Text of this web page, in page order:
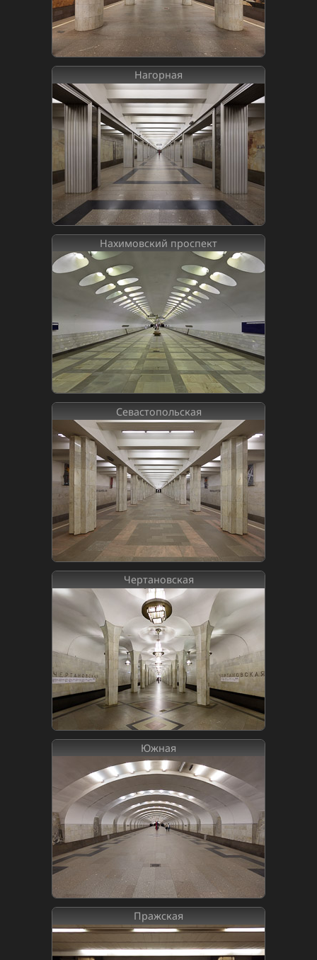
Нагорная
Нахимовский проспект
Севастопольская
Чертановская
Южная
Пражская